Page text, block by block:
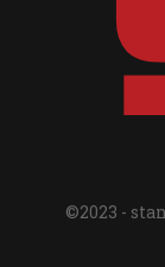
©2023 -